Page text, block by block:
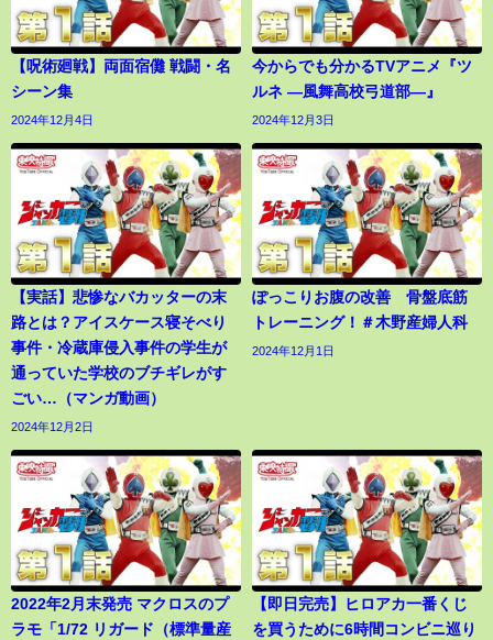
【呪術廻戦】両面宿儺 戦闘・名
シーン集
2024年12月4日
今からでも分かるTVアニメ『ツ
ルネ ―風舞高校弓道部―』
2024年12月3日
【実話】悲惨なバカッターの末
路とは？アイスケース寝そべり
事件・冷蔵庫侵入事件の学生が
通っていた学校のブチギレがす
ごい…（マンガ動画）
2024年12月2日
ぽっこりお腹の改善 骨盤底筋
トレーニング！＃木野産婦人科
2024年12月1日
2022年2月末発売 マクロスのプ
ラモ「1/72 リガード（標準量産
【即日完売】ヒロアカ一番くじ
を買うために6時間コンビニ巡り